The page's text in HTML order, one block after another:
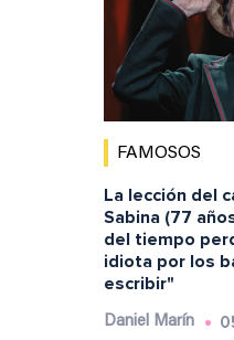
FAMOSOS
La lección del
Sabina (77
del tiempo
idiota por los
escribir"
Daniel Marín